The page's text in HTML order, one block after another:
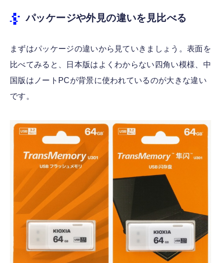
パッケージや外見の違いを見比べる
まずはパッケージの違いから見ていきましょう。表面を
比べてみると、日本版はよくわからない四角い模様、中
国版はノートPCが背景に使われているのが大きな違い
です。